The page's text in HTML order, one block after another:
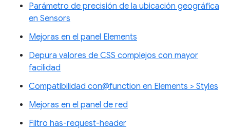
Parámetro de precisión de la ubicación geográfica
en Sensors
Mejoras en el panel Elements
Depura valores de CSS complejos con mayor
facilidad
Compatibilidad con@function en Elements > Styles
Mejoras en el panel de red
Filtro has-request-header